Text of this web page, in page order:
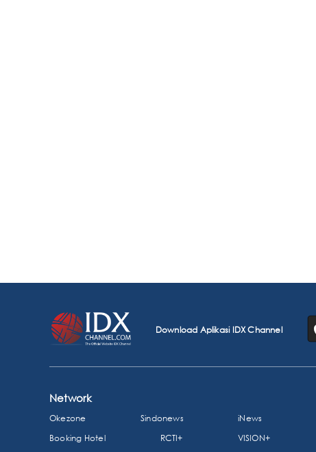
Download Aplikasi IDX Channel
Network
Okezone Sindonews iNews
Booking Hotel
RCTI+ VISION+